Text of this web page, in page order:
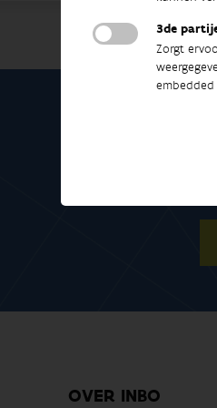
3de
Zorgt
Meteen mee met de
OVER INBO